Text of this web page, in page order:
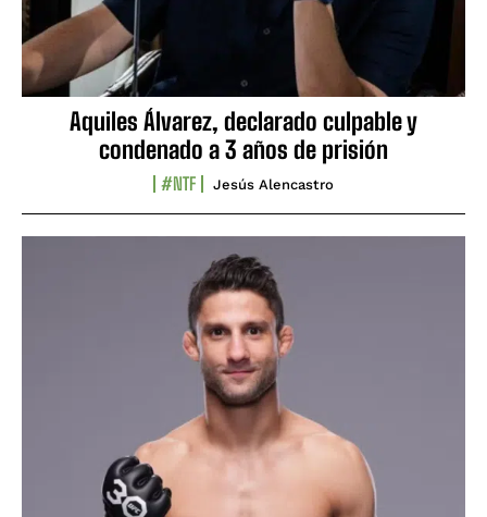
Aquiles Álvarez, declarado culpable y
condenado a 3 años de prisión
#NTF Jesús Alencastro